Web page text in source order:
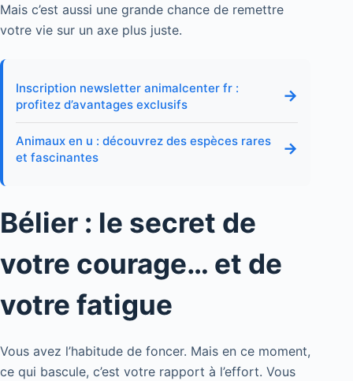
Mais c’est aussi une grande chance de remettre
votre vie sur un axe plus juste.
Inscription newsletter animalcenter fr :
profitez d’avantages exclusifs
→
Animaux en u : découvrez des espèces rares
et fascinantes
→
Bélier : le secret de
votre courage… et de
votre fatigue
Vous avez l’habitude de foncer. Mais en ce moment,
ce qui bascule, c’est votre rapport à l’effort. Vous